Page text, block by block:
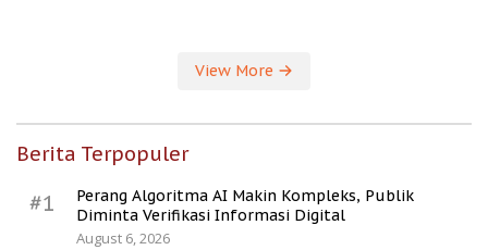
View More
Berita Terpopuler
#1
Perang Algoritma AI Makin Kompleks, Publik
Diminta Verifikasi Informasi Digital
August 6, 2026